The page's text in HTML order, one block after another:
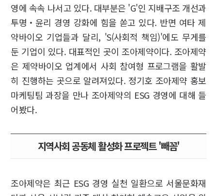
영에 속속 나서고 있다. 대부분은 'G'인 지배구조 개선과
투명‧윤리 경영 강화에 힘을 쏟고 있다. 반면 여타 제
약바이오 기업들과 달리, 'S(사회적 책임)'에도 무게를
둔 기업이 있다. 대표적인 곳이 조아제약이다. 조아제약
은 제약바이오 업계에서 사회 참여형 프로그램을 활발
히 진행하는 곳으로 알려져있다. 정기호 조아제약 홍보
마케팅팀 과장을 만나 조아제약의 ESG 경영에 대해 들
어봤다.
지역사회 공동체 활성화 프로젝트 '빼꼼'
조아제약은 최근 ESG 경영 실천 일환으로 서울문화재